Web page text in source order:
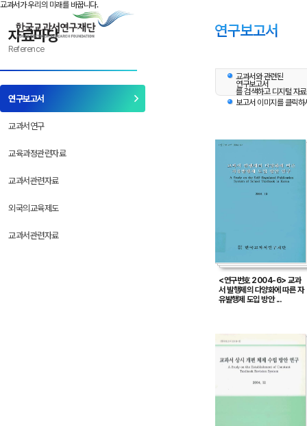
본문으로 바로 가기
반복메뉴로 가기
하위메뉴로 가기
교과서가 우리의 미래를 바꿉니다.
자료마당
Reference
연구보고서
교과서연구
교육과정관련자료
교과서관련자료
외국의교육제도
교과서관련자료
교과서와 관련된
연구보고서
를 검색하고 디지털 자
보고서 이미지를 클릭
<연구번호 2004-6> 교과
서 발행제의 다양화에 따른 자
유발행제 도입 방안 ...